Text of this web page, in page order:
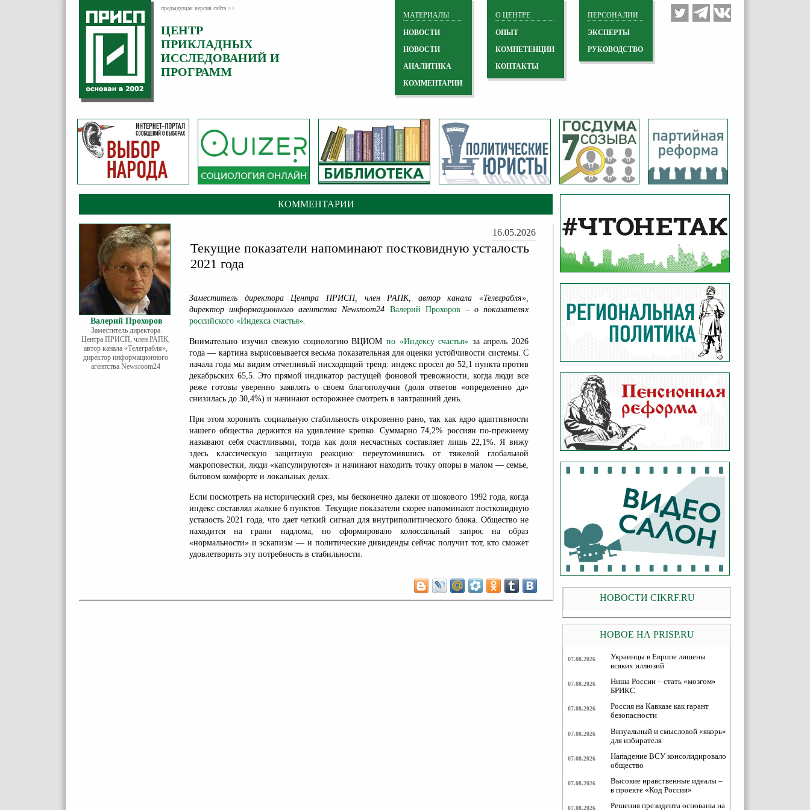
предыдущая версия сайта >>
ЦЕНТР
ПРИКЛАДНЫХ
ИССЛЕДОВАНИЙ И
ПРОГРАММ
ПЕРСОНАЛИИ
ЭКСПЕРТЫ
РУКОВОДСТВО
О ЦЕНТРЕ
ОПЫТ
КОМПЕТЕНЦИИ
КОНТАКТЫ
МАТЕРИАЛЫ
НОВОСТИ
НОВОСТИ
АНАЛИТИКА
КОММЕНТАРИИ
КОММЕНТАРИИ
Валерий Прохоров
Заместитель директора
Центра ПРИСП, член РАПК,
автор канала «Телеграбля»,
директор информационного
агентства Newsroom24
16.05.2026
Текущие показатели напоминают постковидную усталость
2021 года
Заместитель директора Центра ПРИСП, член РАПК, автор канала «Телеграбля»,
директор информационного агентства Newsroom24 Валерий Прохоров – о показателях
российского «Индекса счастья».
Внимательно изучил свежую социологию ВЦИОМ по «Индексу счастья» за апрель 2026
года — картина вырисовывается весьма показательная для оценки устойчивости системы. С
начала года мы видим отчетливый нисходящий тренд: индекс просел до 52,1 пункта против
декабрьских 65,5. Это прямой индикатор растущей фоновой тревожности, когда люди все
реже готовы уверенно заявлять о своем благополучии (доля ответов «определенно да»
снизилась до 30,4%) и начинают осторожнее смотреть в завтрашний день.
При этом хоронить социальную стабильность откровенно рано, так как ядро адаптивности
нашего общества держится на удивление крепко. Суммарно 74,2% россиян по-прежнему
называют себя счастливыми, тогда как доля несчастных составляет лишь 22,1%. Я вижу
здесь классическую защитную реакцию: переутомившись от тяжелой глобальной
макроповестки, люди «капсулируются» и начинают находить точку опоры в малом — семье,
бытовом комфорте и локальных делах.
Если посмотреть на исторический срез, мы бесконечно далеки от шокового 1992 года, когда
индекс составлял жалкие 6 пунктов. Текущие показатели скорее напоминают постковидную
усталость 2021 года, что дает четкий сигнал для внутриполитического блока. Общество не
находится на грани надлома, но сформировало колоссальный запрос на образ
«нормальности» и эскапизм — и политические дивиденды сейчас получит тот, кто сможет
удовлетворить эту потребность в стабильности.
НОВОСТИ CIKRF.RU
НОВОЕ НА PRISP.RU
07.08.2026
Украинцы в Европе лишены
всяких иллюзий
07.08.2026
Ниша России – стать «мозгом»
БРИКС
07.08.2026
Россия на Кавказе как гарант
безопасности
07.08.2026
Визуальный и смысловой «якорь»
для избирателя
07.08.2026
Нападение ВСУ консолидировало
общество
07.08.2026
Высокие нравственные идеалы –
в проекте «Код Россия»
07.08.2026
Решения президента основаны на